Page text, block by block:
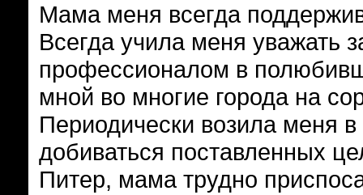
Мама меня всегда
Всегда учила меня уважать
профессионалом в
мной во многие города на
Периодически возила меня
добиваться поставленных
Питер, мама трудно